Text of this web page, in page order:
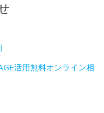
活用無料オンライン相